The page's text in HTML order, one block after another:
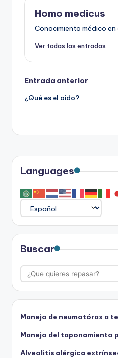
Homo medicus
Conocimiento médico en
Ver todas las entradas
Navegación
de
Entrada anterior
¿Qué es el oido?
Languages
Buscar
Manejo de neumotórax a
Manejo del taponamiento
Alveolitis alérgica